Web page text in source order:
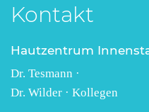
Kontakt
Hautzentrum
Dr. Tesmann ·
Dr. Wilder · Kollegen